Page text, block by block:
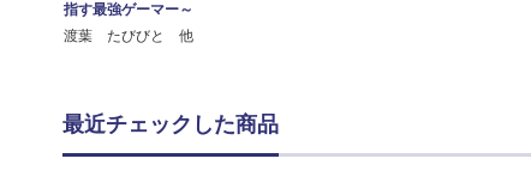
指す最強ゲーマー～
渡葉 たびびと 他
最近チェックした商品